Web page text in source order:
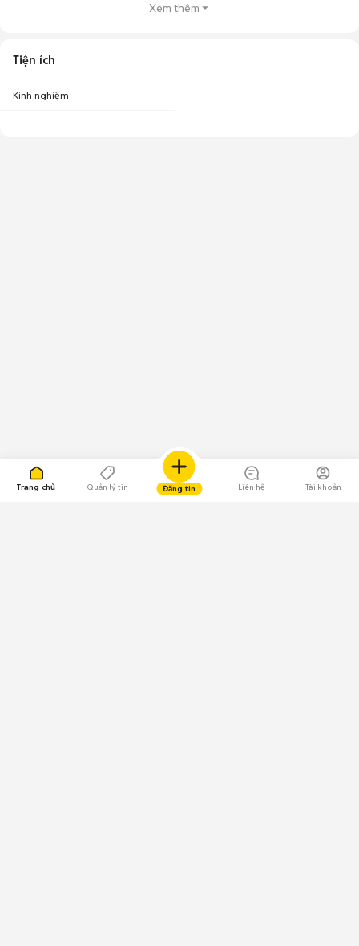
Trang chủ Quản lý tin Đăng tin Liên hệ Tài khoản
Xem thêm
Tiện ích
Kinh nghiệm